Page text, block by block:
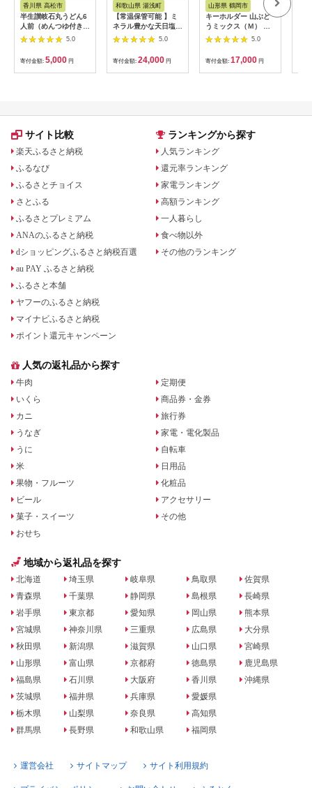
香川県 高松市
半生讃岐石丸うどん6
人前（めんつゆ付き）
麺300g×2袋
5.0
寄付金額: 5,000 円
和歌山県 湯浅町
【常温保管可能 】ミ
ネラル豊かな天日塩だ
けで漬けた無添加梅干
し2kg 梅ボーイズ｜
B201_EP6024
5.0
寄付金額: 24,000 円
山形県 鶴岡市
キーホルダー 山ぶど
うミックス（Ｍ） 山
形県鶴岡市 アトリエ
かおる | 山葡萄 雑貨
キーホルダー ギフト
贈り物 お取り寄せ 返
礼品
5.0
寄付金額: 17,000 円
サイト比較
楽天ふるさと納税
ふるなび
ふるさとチョイス
さとふる
ふるさとプレミアム
ANAのふるさと納税
dショッピングふるさと納税百選
au PAY ふるさと納税
ふるさと本舗
ヤフーのふるさと納税
マイナビふるさと納税
ポイント還元キャンペーン
ランキングから探す
人気ランキング
還元率ランキング
家電ランキング
高額ランキング
一人暮らし
食べ物以外
その他のランキング
人気の返礼品から探す
牛肉
いくら
カニ
うなぎ
うに
米
果物・フルーツ
ビール
菓子・スイーツ
おせち
定期便
商品券・金券
旅行券
家電・電化製品
自転車
日用品
化粧品
アクセサリー
その他
地域から返礼品を探す
北海道
青森県
岩手県
宮城県
秋田県
山形県
福島県
茨城県
栃木県
群馬県
埼玉県
千葉県
東京都
神奈川県
新潟県
富山県
石川県
福井県
山梨県
長野県
岐阜県
静岡県
愛知県
三重県
滋賀県
京都府
大阪府
兵庫県
奈良県
和歌山県
鳥取県
島根県
岡山県
広島県
山口県
徳島県
香川県
愛媛県
高知県
福岡県
佐賀県
長崎県
熊本県
大分県
宮崎県
鹿児島県
沖縄県
運営会社 サイトマップ サイト利用規約